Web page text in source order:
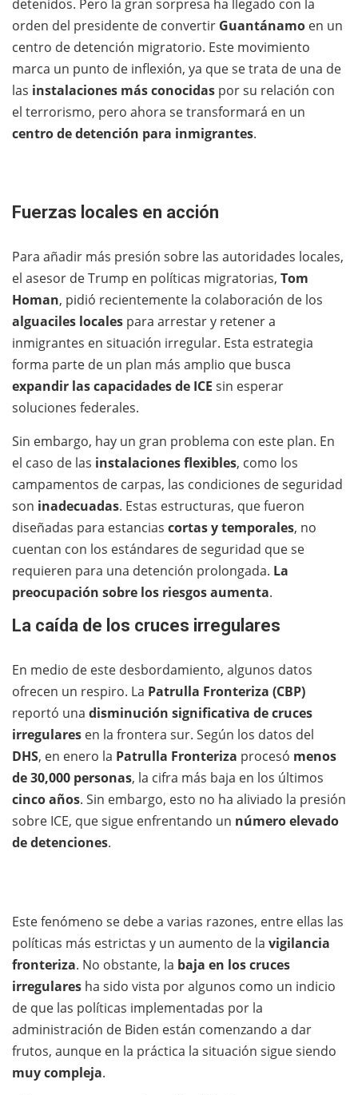
detenidos. Pero la gran sorpresa ha llegado con la
orden del presidente de convertir Guantánamo en un
centro de detención migratorio. Este movimiento
marca un punto de inflexión, ya que se trata de una de
las instalaciones más conocidas por su relación con
el terrorismo, pero ahora se transformará en un
centro de detención para inmigrantes.
Fuerzas locales en acción
Para añadir más presión sobre las autoridades locales,
el asesor de Trump en políticas migratorias, Tom
Homan, pidió recientemente la colaboración de los
alguaciles locales para arrestar y retener a
inmigrantes en situación irregular. Esta estrategia
forma parte de un plan más amplio que busca
expandir las capacidades de ICE sin esperar
soluciones federales.
Sin embargo, hay un gran problema con este plan. En
el caso de las instalaciones flexibles, como los
campamentos de carpas, las condiciones de seguridad
son inadecuadas. Estas estructuras, que fueron
diseñadas para estancias cortas y temporales, no
cuentan con los estándares de seguridad que se
requieren para una detención prolongada. La
preocupación sobre los riesgos aumenta.
La caída de los cruces irregulares
En medio de este desbordamiento, algunos datos
ofrecen un respiro. La Patrulla Fronteriza (CBP)
reportó una disminución significativa de cruces
irregulares en la frontera sur. Según los datos del
DHS, en enero la Patrulla Fronteriza procesó menos
de 30,000 personas, la cifra más baja en los últimos
cinco años. Sin embargo, esto no ha aliviado la presión
sobre ICE, que sigue enfrentando un número elevado
de detenciones.
Este fenómeno se debe a varias razones, entre ellas las
políticas más estrictas y un aumento de la vigilancia
fronteriza. No obstante, la baja en los cruces
irregulares ha sido vista por algunos como un indicio
de que las políticas implementadas por la
administración de Biden están comenzando a dar
frutos, aunque en la práctica la situación sigue siendo
muy compleja.